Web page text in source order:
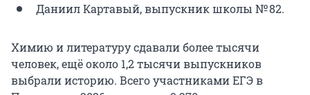
Даниил Картавый, выпускник школы № 82.
Химию и литературу сдавали более тысячи
человек, ещё около 1,2 тысячи выпускников
выбрали историю. Всего участниками ЕГЭ в